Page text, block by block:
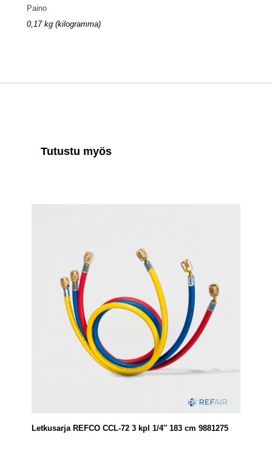
Paino
0,17 kg (kilogramma)
Tutustu myös
Letkusarja REFCO CCL-72 3 kpl 1/4″ 183 cm 9881275